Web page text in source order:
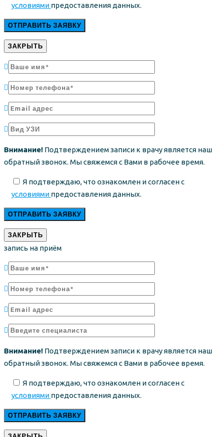
условиями предоставления данных.
ЗАКРЫТЬ
Внимание! Подтверждением записи к врачу является наш
обратный звонок. Мы свяжемся с Вами в рабочее время.
Я подтверждаю, что ознакомлен и согласен с
условиями предоставления данных.
ЗАКРЫТЬ
запись на приём
Внимание! Подтверждением записи к врачу является наш
обратный звонок. Мы свяжемся с Вами в рабочее время.
Я подтверждаю, что ознакомлен и согласен с
условиями предоставления данных.